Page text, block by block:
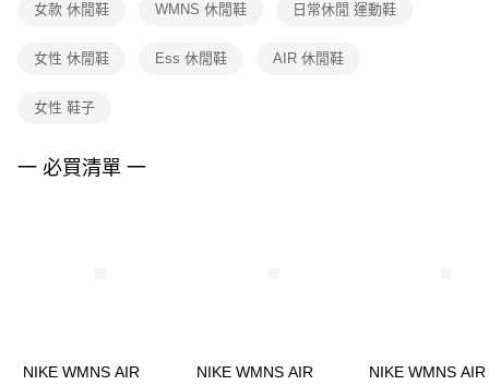
１．透過由恩沛科技股份有限公司提供之「AFTEE先享後付」服務完成之交
權轉讓予恩沛科技股份有限公司。
３．未成年的使用者請事先徵得法定代理人或監護人之同意方可使用
４．使用「AFTEE先享後付」時，將依據個別帳號之用戶狀況，依本公司即
女款 休閒鞋 WMNS 休閒鞋 日常休閒 運動鞋
女性 休閒鞋 Ess 休閒鞋 AIR 休閒鞋
女性 鞋子
一 必買清單 一
NIKE WMNS AIR
NIKE WMNS AIR
NIKE WMNS AIR